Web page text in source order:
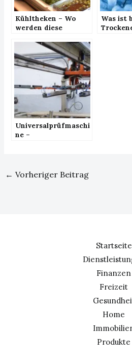
Kühltheken – Wo
werden diese
Was ist
Universalprüfmaschi
ne –
← Vorheriger Beitrag
Startseite
Finanzen
Freizeit
Home
Produkte